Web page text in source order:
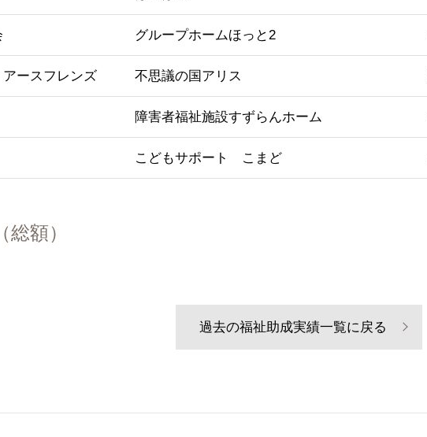
グループホームほっと2
ースフレンズ 不思議の国アリス
障害者福祉施設すずらんホーム
こどもサポート こまど
総額）
過去の福祉助成実績一覧に戻る